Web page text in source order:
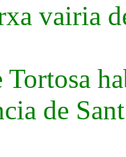
vairia
de